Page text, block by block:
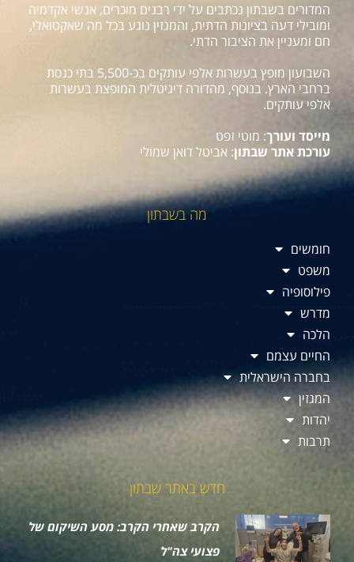
המדורים בשבתון נכתבים על ידי רבנים מוכרים, אנשי אקדמיה
ומובילי דעה בציונות הדתית, והמגזין נוגע בכל מה שאקטואלי,
חם ומעניין את הציבור הדתי.
השבועון מופץ בעשרות אלפי עותקים בכ-5,500 בתי כנסת
ברחבי הארץ. בנוסף, מהדורה דיגיטלית המופצת בעשרות
אלפי עותקים.
מייסד ועורך: מוטי זפט
עורכת אתר שבתון: אביטל דואן שמולי
מה בשבתון
חומשים
משפט
פילוסופיה
מדרש
הלכה
החיים עצמם
בחברה הישראלית
המגזין
יהדות
תרבות
חדש באתר שבתון
הקרב שאחרי הקרב: מסע השיקום של
פצועי צה"ל